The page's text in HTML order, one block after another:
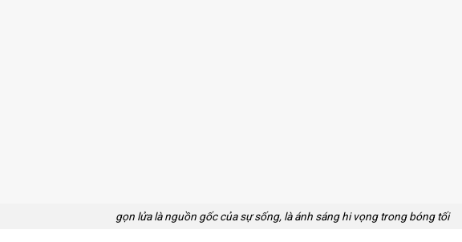
gọn lửa là nguồn gốc của sự sống, là ánh sáng hi vọng trong bóng tối